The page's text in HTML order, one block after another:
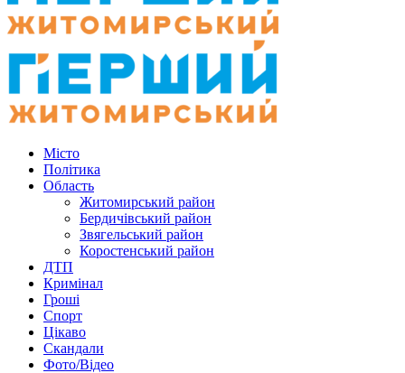
Місто
Політика
Область
Житомирський район
Бердичівський район
Звягельський район
Коростенський район
ДТП
Кримінал
Гроші
Спорт
Цікаво
Скандали
Фото/Відео